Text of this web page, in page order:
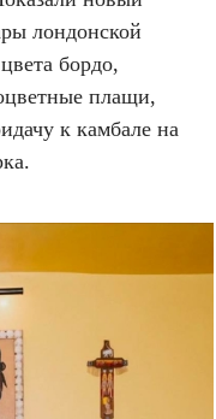
лондонской
бордо,
плащи,
к камбале на